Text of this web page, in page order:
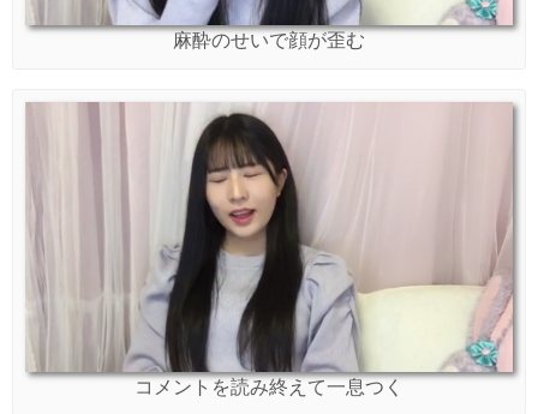
麻酔のせいで顔が歪む
コメントを読み終えて一息つく